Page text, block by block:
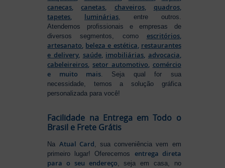
canecas,canetas, chaveiros, quadros,
tapetes, luminárias , entre outros.
Atendemos profissionais e empresas de
diversos segmentos, como escritórios,
artesanato, beleza e estética, restaurantes
e delivery, saúde, imobiliárias, advocacia,
cabeleireiros, setor automotivo, comércio
e muito mais . Seja qual for sua
necessidade, temos a solução gráfica
personalizada para você!
Facilidade na Entrega em Todo o
Brasil e Frete Grátis
Na Atual Card , sua conveniência vem em
primeiro lugar! Oferecemos entrega direta
para o seu endereço , seja em casa, no